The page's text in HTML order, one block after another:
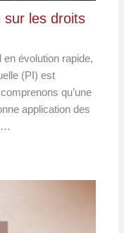
sur les droits
évolution rapide,
(PI) est
qu’une
application des